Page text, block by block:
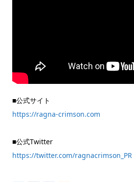
■公式サイト
https://ragna-crimson.com
■公式Twitter
https://twitter.com/ragnacrimson_PR